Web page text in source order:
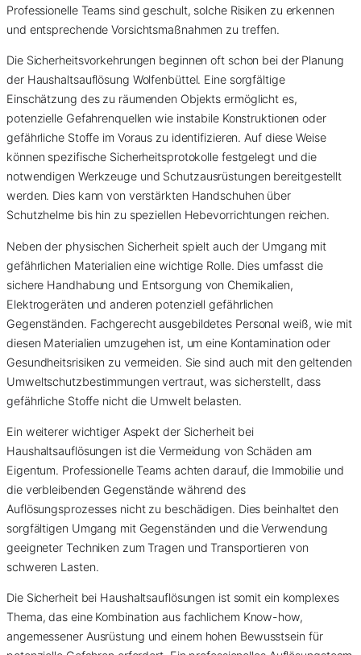
Professionelle Teams sind geschult, solche Risiken zu erkennen
und entsprechende Vorsichtsmaßnahmen zu treffen.
Die Sicherheitsvorkehrungen beginnen oft schon bei der Planung
der Haushaltsauflösung Wolfenbüttel. Eine sorgfältige
Einschätzung des zu räumenden Objekts ermöglicht es,
potenzielle Gefahrenquellen wie instabile Konstruktionen oder
gefährliche Stoffe im Voraus zu identifizieren. Auf diese Weise
können spezifische Sicherheitsprotokolle festgelegt und die
notwendigen Werkzeuge und Schutzausrüstungen bereitgestellt
werden. Dies kann von verstärkten Handschuhen über
Schutzhelme bis hin zu speziellen Hebevorrichtungen reichen.
Neben der physischen Sicherheit spielt auch der Umgang mit
gefährlichen Materialien eine wichtige Rolle. Dies umfasst die
sichere Handhabung und Entsorgung von Chemikalien,
Elektrogeräten und anderen potenziell gefährlichen
Gegenständen. Fachgerecht ausgebildetes Personal weiß, wie mit
diesen Materialien umzugehen ist, um eine Kontamination oder
Gesundheitsrisiken zu vermeiden. Sie sind auch mit den geltenden
Umweltschutzbestimmungen vertraut, was sicherstellt, dass
gefährliche Stoffe nicht die Umwelt belasten.
Ein weiterer wichtiger Aspekt der Sicherheit bei
Haushaltsauflösungen ist die Vermeidung von Schäden am
Eigentum. Professionelle Teams achten darauf, die Immobilie und
die verbleibenden Gegenstände während des
Auflösungsprozesses nicht zu beschädigen. Dies beinhaltet den
sorgfältigen Umgang mit Gegenständen und die Verwendung
geeigneter Techniken zum Tragen und Transportieren von
schweren Lasten.
Die Sicherheit bei Haushaltsauflösungen ist somit ein komplexes
Thema, das eine Kombination aus fachlichem Know-how,
angemessener Ausrüstung und einem hohen Bewusstsein für